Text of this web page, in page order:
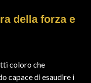
della forza e
coloro che
capace di esaudire i